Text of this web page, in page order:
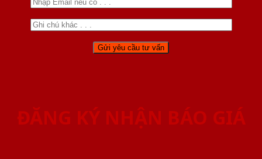
ĐĂNG KÝ NHẬN BÁO GIÁ